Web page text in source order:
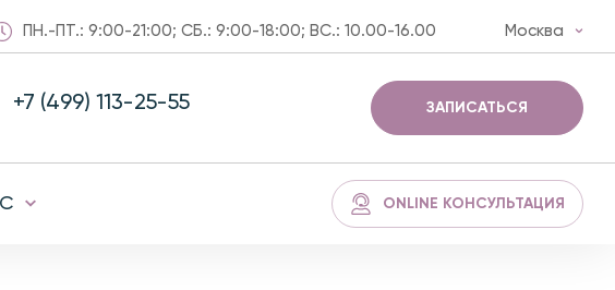
ПН.-ПТ.: 9:00-21:00; СБ.: 9:00-18:00; ВС.: 10.00-16.00 Москва
+7 (499) 113-25-55 ЗАПИСАТЬСЯ
ONLINE КОНСУЛЬТАЦИЯ